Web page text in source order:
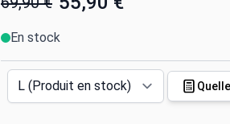
En stock